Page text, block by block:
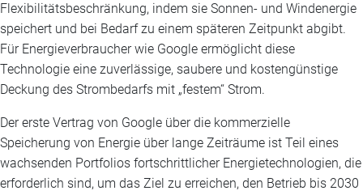
Flexibilitätsbeschränkung, indem sie Sonnen- und Windenergie
speichert und bei Bedarf zu einem späteren Zeitpunkt abgibt.
Für Energieverbraucher wie Google ermöglicht diese
Technologie eine zuverlässige, saubere und kostengünstige
Deckung des Strombedarfs mit „festem“ Strom.
Der erste Vertrag von Google über die kommerzielle
Speicherung von Energie über lange Zeiträume ist Teil eines
wachsenden Portfolios fortschrittlicher Energietechnologien, die
erforderlich sind, um das Ziel zu erreichen, den Betrieb bis 2030